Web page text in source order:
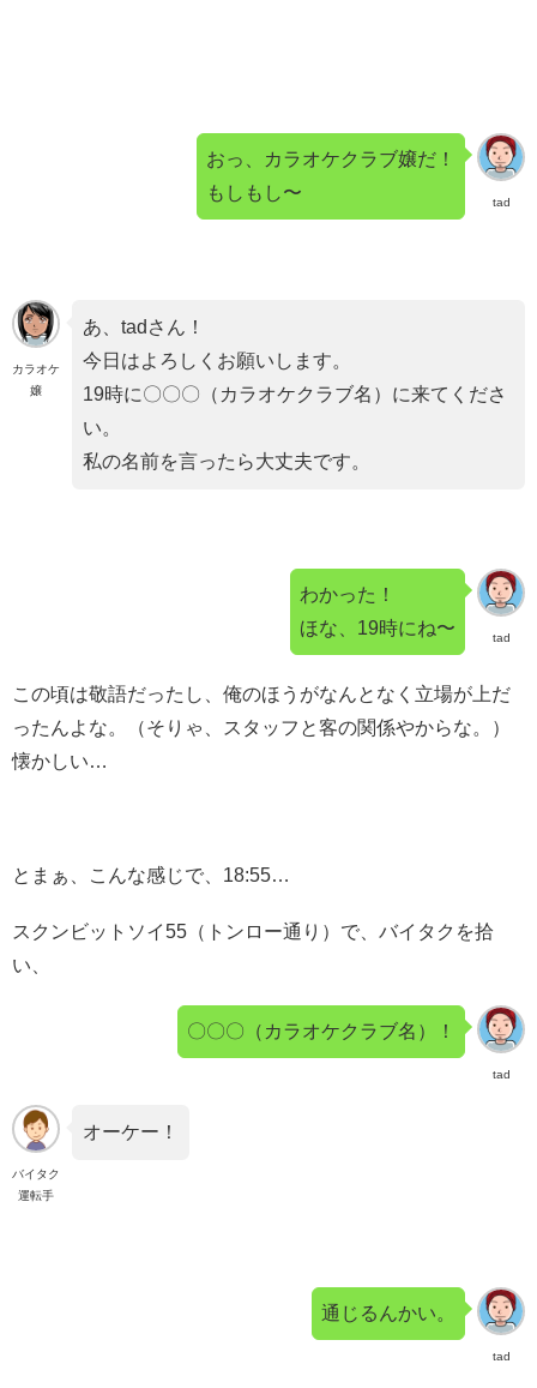
tad
おっ、カラオケクラブ嬢だ！
もしもし〜
カラオケ
嬢
あ、tadさん！
今日はよろしくお願いします。
19時に〇〇〇（カラオケクラブ名）に来てくださ
い。
私の名前を言ったら大丈夫です。
tad
わかった！
ほな、19時にね〜
この頃は敬語だったし、俺のほうがなんとなく立場が上だ
ったんよな。（そりゃ、スタッフと客の関係やからな。）
懐かしい…
とまぁ、こんな感じで、18:55…
スクンビットソイ55（トンロー通り）で、バイタクを拾
い、
tad
〇〇〇（カラオケクラブ名）！
バイタク
運転手
オーケー！
tad
通じるんかい。